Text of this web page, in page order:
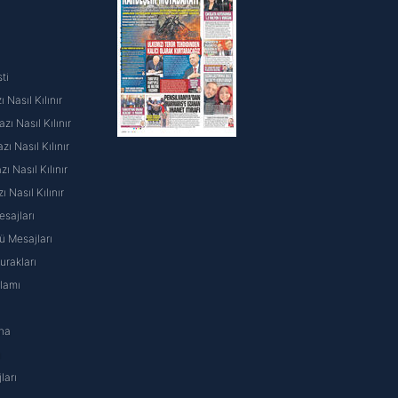
Nasıl Kılınır
Nasıl Kılınır
Nasıl Kılınır
Nasıl Kılınır
Nasıl Kılınır
Mesajları